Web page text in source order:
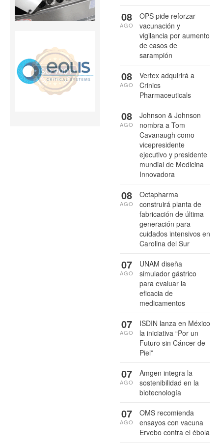
OPS pide reforzar
vacunación y
vigilancia por aumento
de casos de
sarampión
08
AGO
Vertex adquirirá a
Crinics
Pharmaceuticals
08
AGO
Johnson & Johnson
nombra a Tom
Cavanaugh como
vicepresidente
ejecutivo y presidente
mundial de Medicina
Innovadora
08
AGO
Octapharma
construirá planta de
fabricación de última
generación para
cuidados intensivos en
Carolina del Sur
08
AGO
UNAM diseña
simulador gástrico
para evaluar la
eficacia de
medicamentos
07
AGO
ISDIN lanza en México
la iniciativa “Por un
Futuro sin Cáncer de
Piel”
07
AGO
Amgen integra la
sostenibilidad en la
biotecnología
07
AGO
OMS recomienda
ensayos con vacuna
Ervebo contra el ébola
07
AGO